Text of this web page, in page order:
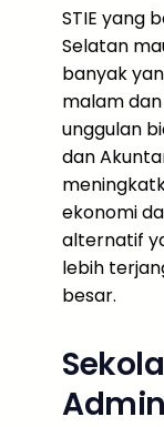
STIE yang
Selatan
banyak
malam
unggulan
dan
ekonomi
alternatif
lebih
besar.